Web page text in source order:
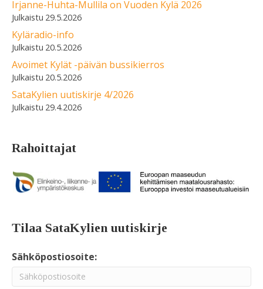
Irjanne-Huhta-Mullila on Vuoden Kylä 2026
29.5.2026
Kyläradio-info
20.5.2026
Avoimet Kylät -päivän bussikierros
20.5.2026
SataKylien uutiskirje 4/2026
29.4.2026
Rahoittajat
Tilaa SataKylien uutiskirje
Sähköpostiosoite: